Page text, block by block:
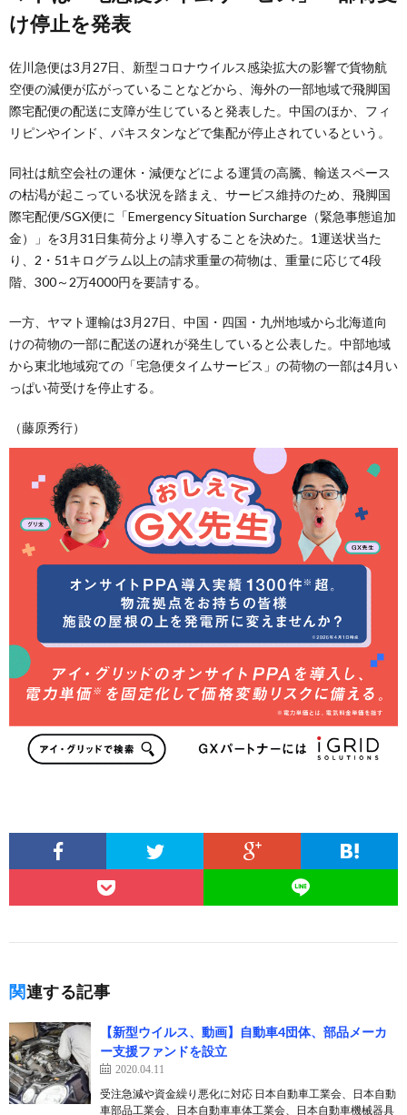
け停止を発表
佐川急便は3月27日、新型コロナウイルス感染拡大の影響で貨物航
空便の減便が広がっていることなどから、海外の一部地域で飛脚国
際宅配便の配送に支障が生じていると発表した。中国のほか、フィ
リピンやインド、パキスタンなどで集配が停止されているという。
同社は航空会社の運休・減便などによる運賃の高騰、輸送スペース
の枯渇が起こっている状況を踏まえ、サービス維持のため、飛脚国
際宅配便/SGX便に「Emergency Situation Surcharge（緊急事態追加
金）」を3月31日集荷分より導入することを決めた。1運送状当た
り、2・51キログラム以上の請求重量の荷物は、重量に応じて4段
階、300～2万4000円を要請する。
一方、ヤマト運輸は3月27日、中国・四国・九州地域から北海道向
けの荷物の一部に配送の遅れが発生していると公表した。中部地域
から東北地域宛ての「宅急便タイムサービス」の荷物の一部は4月い
っぱい荷受けを停止する。
（藤原秀行）
関連する記事
【新型ウイルス、動画】自動車4団体、部品メーカ
ー支援ファンドを設立
2020.04.11
受注急減や資金繰り悪化に対応 日本自動車工業会、日本自動
車部品工業会、日本自動車車体工業会、日本自動車機械器具